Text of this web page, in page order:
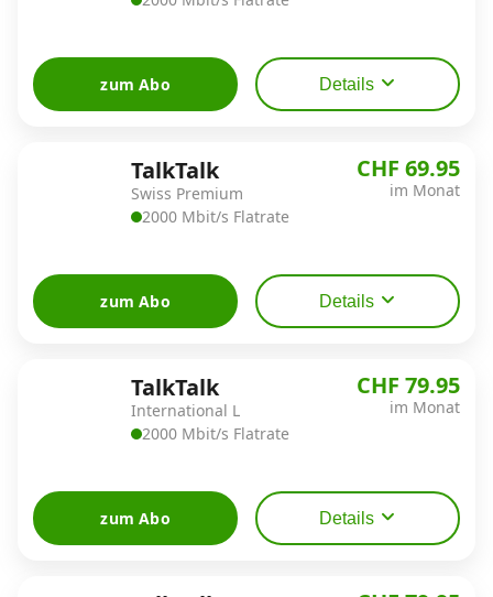
zum Abo Details
TalkTalk
Swiss Premium
2000 Mbit/s Flatrate
CHF 69.95
im Monat
zum Abo Details
TalkTalk
International L
2000 Mbit/s Flatrate
CHF 79.95
im Monat
zum Abo Details